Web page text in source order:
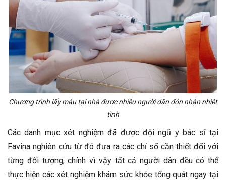
Chương trình lấy máu tại nhà được nhiều người dân đón nhận nhiệt
tình
Các danh mục xét nghiệm đã được đội ngũ y bác sĩ tại
Favina nghiên cứu từ đó đưa ra các chỉ số cần thiết đối với
từng đối tượng, chính vì vậy tất cả người dân đều có thể
thực hiện các xét nghiệm khám sức khỏe tổng quát ngay tại